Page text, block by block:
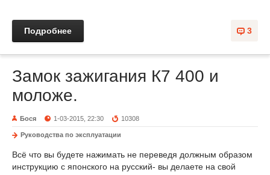
3
Подробнее
Замок зажигания К7 400 и
моложе.
Бося 1-03-2015, 22:30 10308
Руководства по эксплуатации
Всё что вы будете нажимать не переведя должным образом
инструкцию с японского на русский- вы делаете на свой